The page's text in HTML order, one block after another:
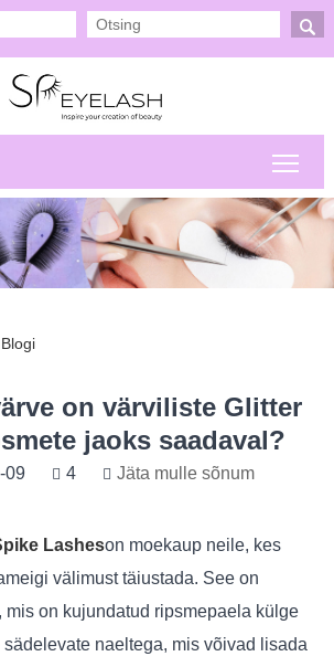

Blogi
on värviliste Glitter
jaoks saadaval?
09 4 Jäta mulle sõnum
Lasheson moekaup neile, kes
välimust täiustada. See on
mis on kujundatud ripsmepaela külge
naeltega, mis võivad lisada